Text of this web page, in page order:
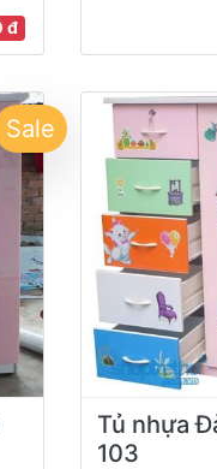
đ
Sale
Tủ nhựa
103